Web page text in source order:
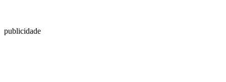
publicidade